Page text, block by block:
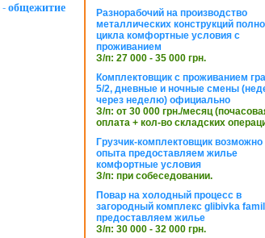
- общежитие
Разнорабочий на производство
металлических конструкций
цикла комфортные условия с
проживанием
З/п: 27 000 - 35 000 грн.
Комплектовщик с проживанием
5/2, дневные и ночные смены
через неделю) официально
З/п: от 30 000 грн./месяц
оплата + кол-во складских
Грузчик-комплектовщик возможно
опыта предоставляем жилье
комфортные условия
З/п: при собеседовании.
Повар на холодный процесс в
загородный комплекс glibivka
предоставляем жилье
З/п: 30 000 - 32 000 грн.